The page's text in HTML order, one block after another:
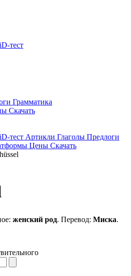
тест
Грамматика
Скачать
тест Артикли Глаголы Предлоги
Цены Скачать
женский род. Перевод: Миска.